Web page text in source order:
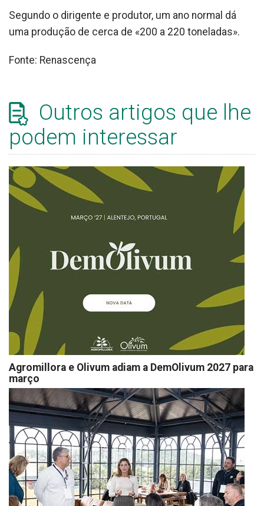
Segundo o dirigente e produtor, um ano normal dá
uma produção de cerca de «200 a 220 toneladas».
Fonte: Renascença
Outros artigos que lhe
podem interessar
Agromillora e Olivum adiam a DemOlivum 2027 para
março